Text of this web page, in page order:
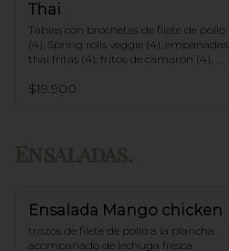
Thai
Tablas con brochetas de filete de pollo
(4), Spring rolls veggie (4), empanadas
thai fritas (4), fritos de camarón (4),
Salsa de Maní y Soja spicy.
$19.900
Ensaladas.
Ensalada Mango chicken
trozos de filete de pollo a la plancha
acompañado de lechuga fresca